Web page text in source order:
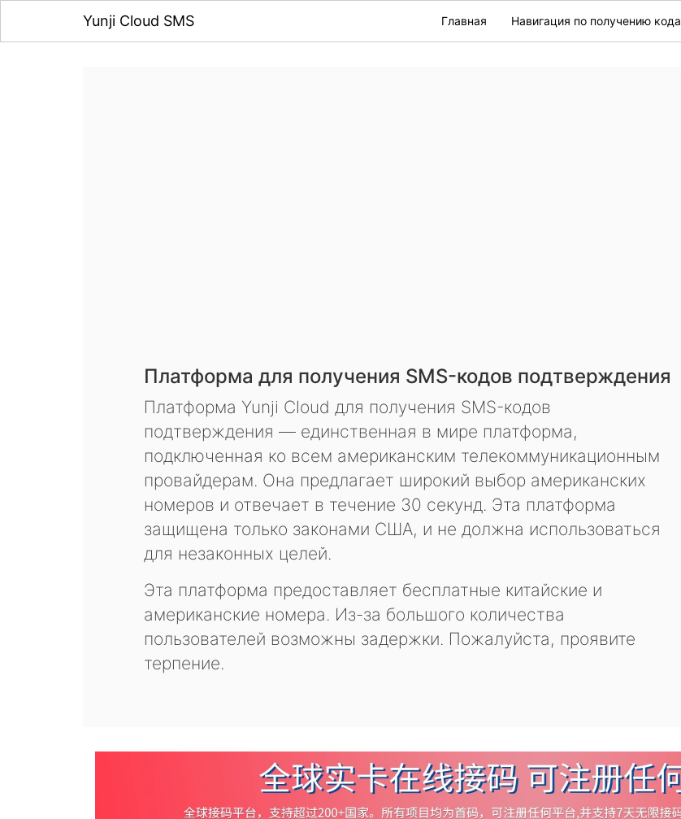
Yunji Cloud SMS Главная Навигация по получению кода
Платформа для получения SMS-кодов подтверждения
Платформа Yunji Cloud для получения SMS-кодов
подтверждения — единственная в мире платформа,
подключенная ко всем американским телекоммуникационным
провайдерам. Она предлагает широкий выбор американских
номеров и отвечает в течение 30 секунд. Эта платформа
защищена только законами США, и не должна использоваться
для незаконных целей.
Эта платформа предоставляет бесплатные китайские и
американские номера. Из-за большого количества
пользователей возможны задержки. Пожалуйста, проявите
терпение.